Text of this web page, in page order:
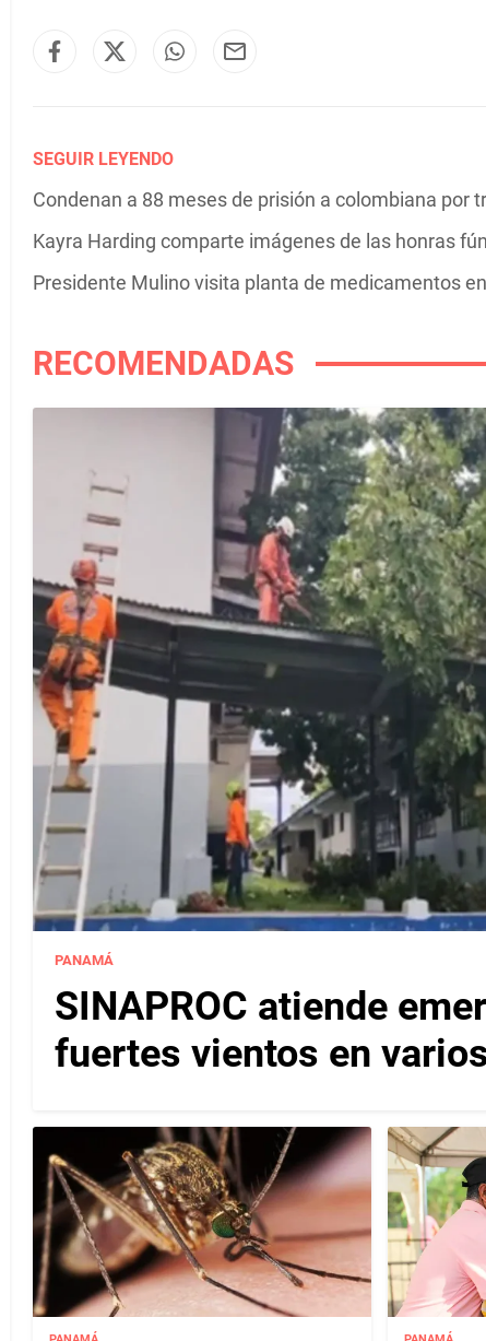
SEGUIR LEYENDO
Condenan a 88 meses de prisión a colombiana por
Kayra Harding comparte imágenes de las honras
Presidente Mulino visita planta de medicamentos
RECOMENDADAS
PANAMÁ
SINAPROC atiende
fuertes vientos en